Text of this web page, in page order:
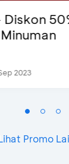
Diskon
2023
Promo